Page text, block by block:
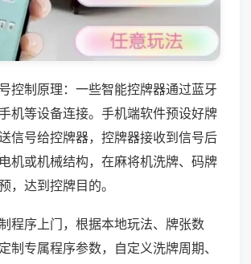
控制原理：一些智能控牌器通过蓝牙
机等设备连接。手机端软件预设好牌
信号给控牌器，控牌器接收到信号后
机或机械结构，在麻将机洗牌、码牌
，达到控牌目的。
程序上门，根据本地玩法、牌张数
制专属程序参数，自定义洗牌周期、